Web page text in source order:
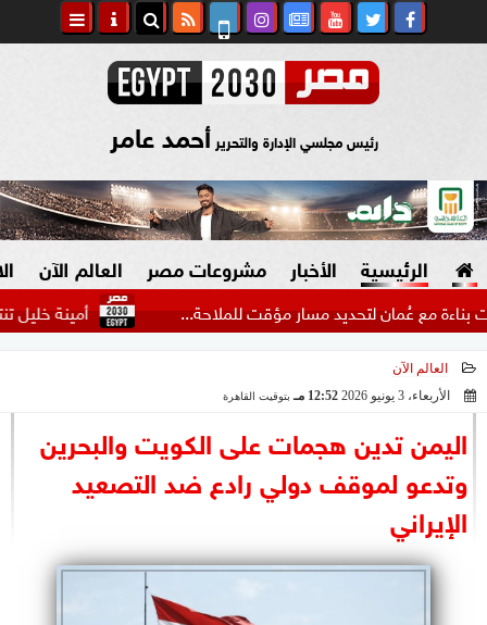
رئيس مجلسي الإدارة والتحرير أحمد عامر
الرئيسية الأخبار
السياسة
الرئاسة
الوزارات
مشروعات مصر العالم الآن
أمينة خليل تنتهي عُمان لتحديد مسار مؤقت للملاحة...
العالم الآن
الأربعاء، 3 يونيو 2026
12:52 مـ بتوقيت القاهرة
اليمن تدين هجمات على الكويت والبحرين
وتدعو لموقف دولي رادع ضد التصعيد
الإيراني